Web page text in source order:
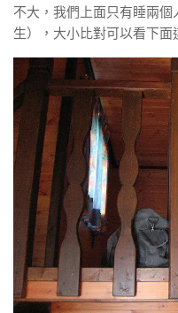
不大，我們上面只有睡兩
生），大小比對可以看下面